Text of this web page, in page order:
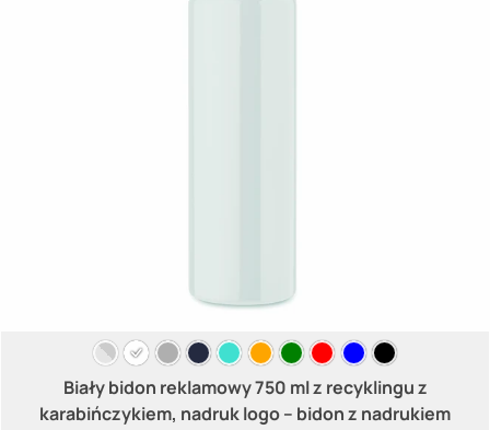
Biały bidon reklamowy 750 ml z recyklingu z
karabińczykiem, nadruk logo – bidon z nadrukiem